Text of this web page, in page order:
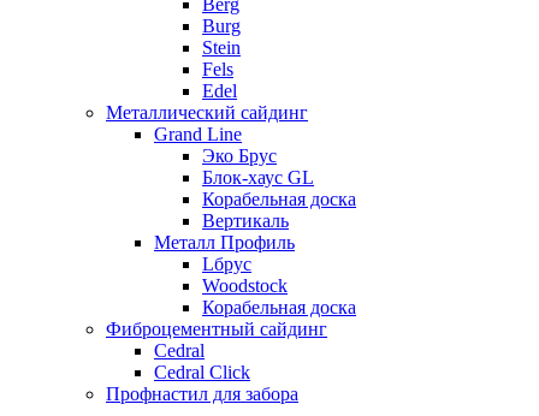
Berg
Burg
Stein
Fels
Edel
Металлический сайдинг
Grand Line
Эко Брус
Блок-хаус GL
Корабельная доска
Вертикаль
Металл Профиль
Lбрус
Woodstock
Корабельная доска
Фиброцементный сайдинг
Cedral
Cedral Click
Профнастил для забора